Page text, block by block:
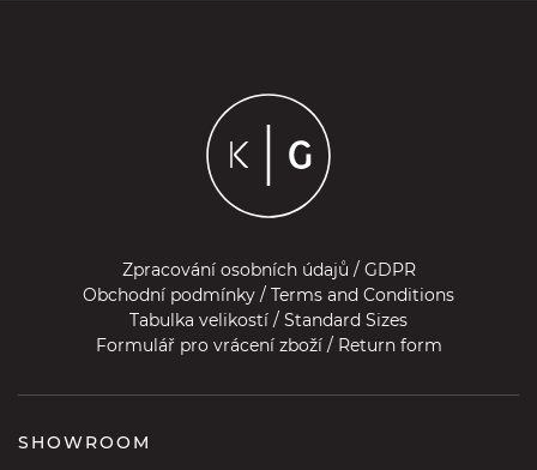
Zpracování osobních údajů / GDPR
Obchodní podmínky / Terms and Conditions
Tabulka velikostí / Standard Sizes
Formulář pro vrácení zboží / Return form
SHOWROOM